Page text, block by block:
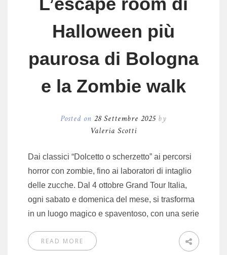
Halloween più
paurosa di Bologna
e la Zombie walk
Posted on 28 Settembre 2025 by
Valeria Scotti
Dai classici “Dolcetto o scherzetto” ai percorsi
horror con zombie, fino ai laboratori di intaglio
delle zucche. Dal 4 ottobre Grand Tour Italia,
ogni sabato e domenica del mese, si trasforma
in un luogo magico e spaventoso, con una serie
READ MORE